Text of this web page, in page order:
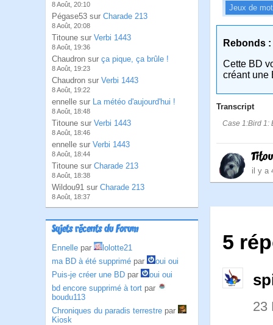
8 Août, 20:10
Pégase53 sur Charade 213
8 Août, 20:08
Titoune sur Verbi 1443
8 Août, 19:36
Chaudron sur ça pique, ça brûle !
8 Août, 19:23
Chaudron sur Verbi 1443
8 Août, 19:22
ennelle sur La météo d'aujourd'hui !
8 Août, 18:48
Titoune sur Verbi 1443
8 Août, 18:46
ennelle sur Verbi 1443
8 Août, 18:44
Titoune sur Charade 213
8 Août, 18:38
Wildou91 sur Charade 213
8 Août, 18:37
Sujets récents du Forum
Ennelle par
lolotte21
ma BD à été supprimé par
oui oui
Puis-je créer une BD par
oui oui
bd encore supprimé à tort par
boudu113
Chroniques du paradis terrestre par
Kiosk
Jeux de
Rebonds :
Cette BD
créant une
Transcript
Case 1:Bird 1:
il y a
5
23